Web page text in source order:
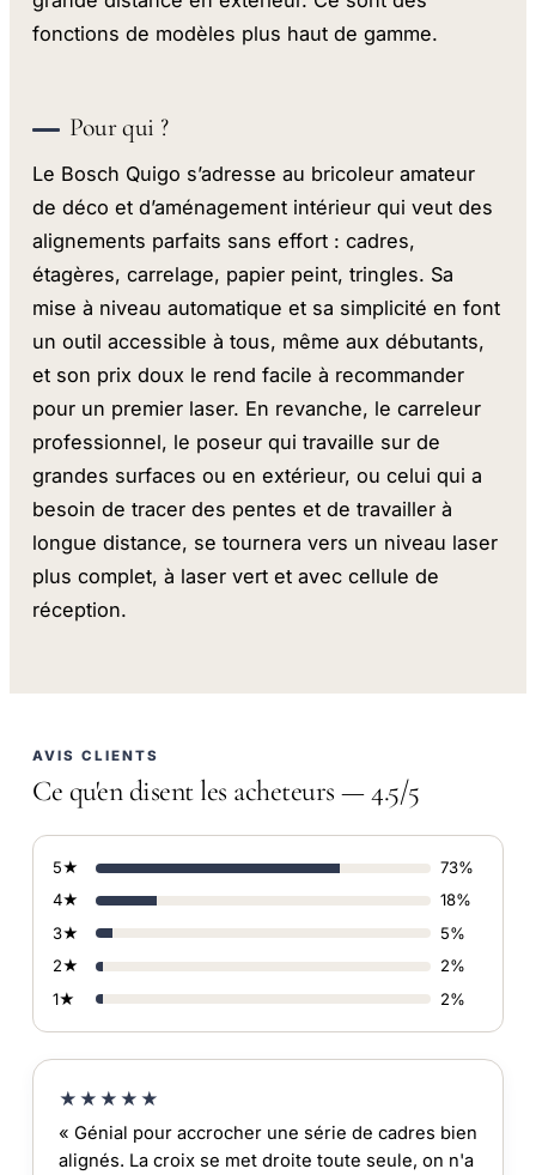
fonctions de modèles plus haut de gamme.
Pour qui ?
Le Bosch Quigo s’adresse au bricoleur amateur
de déco et d’aménagement intérieur qui veut des
alignements parfaits sans effort : cadres,
étagères, carrelage, papier peint, tringles. Sa
mise à niveau automatique et sa simplicité en font
un outil accessible à tous, même aux débutants,
et son prix doux le rend facile à recommander
pour un premier laser. En revanche, le carreleur
professionnel, le poseur qui travaille sur de
grandes surfaces ou en extérieur, ou celui qui a
besoin de tracer des pentes et de travailler à
longue distance, se tournera vers un niveau laser
plus complet, à laser vert et avec cellule de
réception.
AVIS CLIENTS
Ce qu'en disent les acheteurs — 4.5/5
5★
73%
4★
18%
3★
5%
2★
2%
1★
2%
★★★★★
« Génial pour accrocher une série de cadres bien
alignés. La croix se met droite toute seule, on n'a